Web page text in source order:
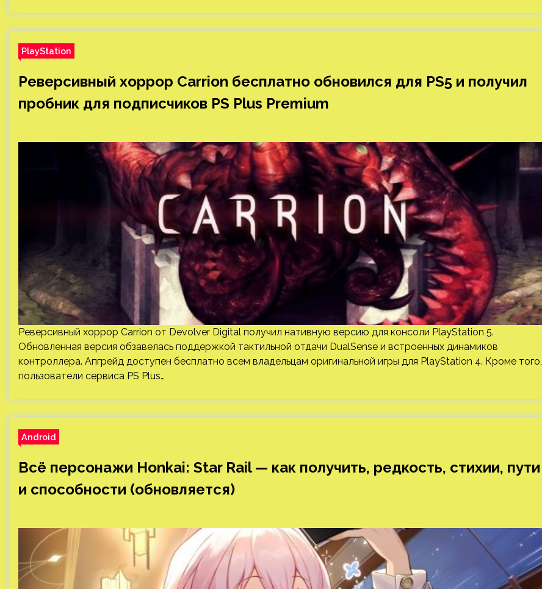
PlayStation
Реверсивный хоррор Carrion бесплатно обновился для PS5 и получил
пробник для подписчиков PS Plus Premium
Реверсивный хоррор Carrion от Devolver Digital получил нативную версию для консоли PlayStation 5.
Обновленная версия обзавелась поддержкой тактильной отдачи DualSense и встроенных динамиков
контроллера. Апгрейд доступен бесплатно всем владельцам оригинальной игры для PlayStation 4. Кроме того,
пользователи сервиса PS Plus…
Android
Всё персонажи Honkai: Star Rail — как получить, редкость, стихии, пути
и способности (обновляется)